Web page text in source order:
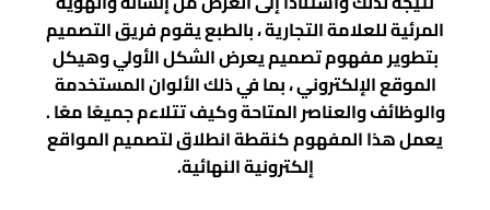
المرئية للعلامة التجارية ، بالطبع يقوم فريق التصميم
بتطوير مفهوم تصميم يعرض الشكل الأولي وهيكل
الموقع الإلكتروني ، بما في ذلك الألوان المستخدمة
والوظائف والعناصر المتاحة وكيف تتلاءم جميعًا معًا .
يعمل هذا المفهوم كنقطة انطلاق لتصميم المواقع
إلكترونية النهائية.